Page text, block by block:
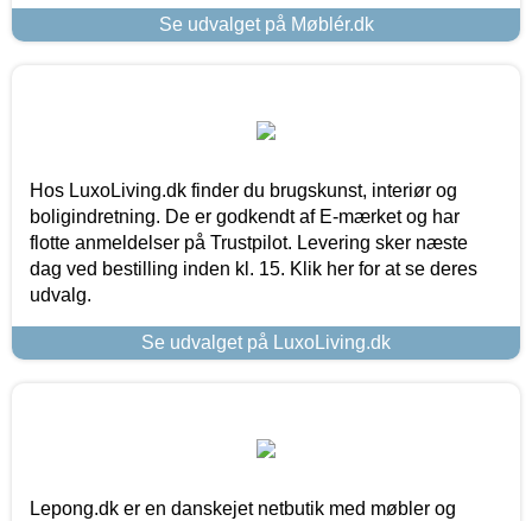
Se udvalget på Møblér.dk
Hos LuxoLiving.dk finder du brugskunst, interiør og
boligindretning. De er godkendt af E-mærket og har
flotte anmeldelser på Trustpilot. Levering sker næste
dag ved bestilling inden kl. 15. Klik her for at se deres
udvalg.
Se udvalget på LuxoLiving.dk
Lepong.dk er en danskejet netbutik med møbler og